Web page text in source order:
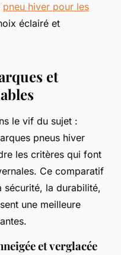
pneu hiver pour les
éclairé et
et
le vif du sujet :
pneus hiver
les critères qui font
Ce comparatif
sécurité, la durabilité,
une meilleure
et verglacée